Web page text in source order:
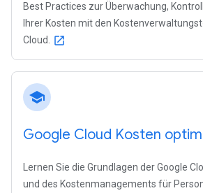
Best Practices zur Überwachung,
Ihrer Kosten mit den
Cloud.
open_in_new
school
Google Cloud Kosten
Lernen Sie die Grundlagen der Google
und des Kostenmanagements für